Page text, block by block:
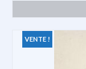
VENTE !